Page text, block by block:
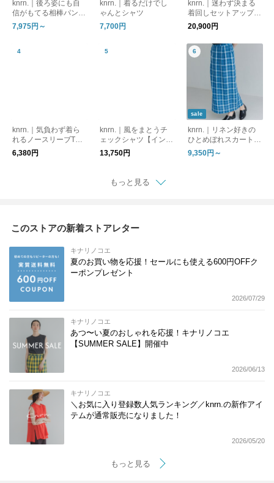
knrn.｜後ろ姿にも自
信がもてる相棒パンツ
【インスタライブ紹
介】
7,975円～
knrn.｜着るだけでし
ゃんとシャツ
7,700円
knrn.｜迷わず決まる
着回しセットアップ
【インスタライブ紹
介】
20,900円
knrn.｜気負わず着ら
れるノースリーブT
【インスタライブ紹
介】
6,380円
knrn.｜風をまとうチ
ェックシャツ【インス
タライブ紹介】
13,750円
sale
knrn.｜リネン好きの
ひとめぼれスカート
【インスタライブ紹
介】
9,350円～
もっと見る
このストアの新着ストアレター
キナリノコエ
夏のお買い物を応援！セールにも使える600円OFFク
ーポンプレゼント
2026/07/29
キナリノコエ
あつ〜い夏のおしゃれを応援！キナリノコエ
【SUMMER SALE】開催中
2026/06/13
キナリノコエ
＼お気に入り登録数人気ランキング／knrn.の新作アイ
テムが通常販売になりました！
2026/05/20
もっと見る